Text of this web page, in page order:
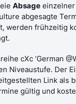
Absage einzelner
abgesagte
werden frühzeitig
cXc ‘German
Niveaustufe. Der
Link als
gültig und